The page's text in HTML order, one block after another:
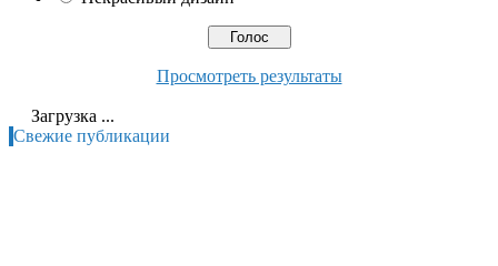
Просмотреть результаты
Загрузка ...
Свежие публикации